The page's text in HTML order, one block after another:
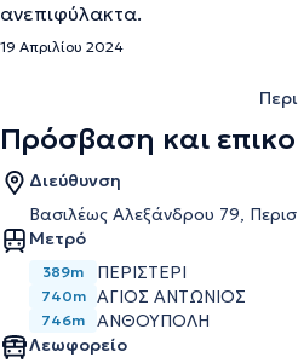
ανεπιφύλακτα.
19 Απριλίου 2024
Πρόσβαση και
Διεύθυνση
Βασιλέως Αλεξάνδρου 79,
Μετρό
389m ΠΕΡΙΣΤΕΡΙ
740m ΑΓΙΟΣ ΑΝΤΩΝΙΟΣ
746m
ΑΝΘΟΥΠΟΛΗ
Λεωφορείο